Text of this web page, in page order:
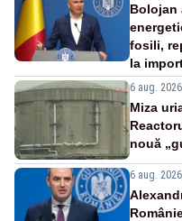
Bolojan
fosili,
la
6 aug.
Miza
nouă
6 aug.